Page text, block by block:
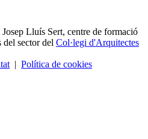
Lluís Sert, centre de formació
del sector del Col·legi d'Arquitectes
| Política de cookies